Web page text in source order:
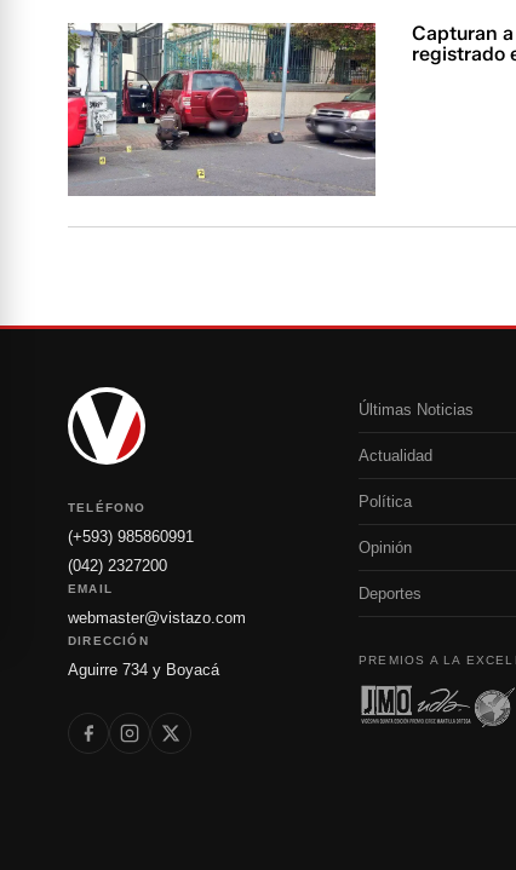
Capturan
registrado
TELÉFONO
(+593) 985860991
(042) 2327200
EMAIL
webmaster@vistazo.com
DIRECCIÓN
Aguirre 734 y Boyacá
Últimas Noticias
Actualidad
Política
Opinión
Deportes
PREMIOS A LA